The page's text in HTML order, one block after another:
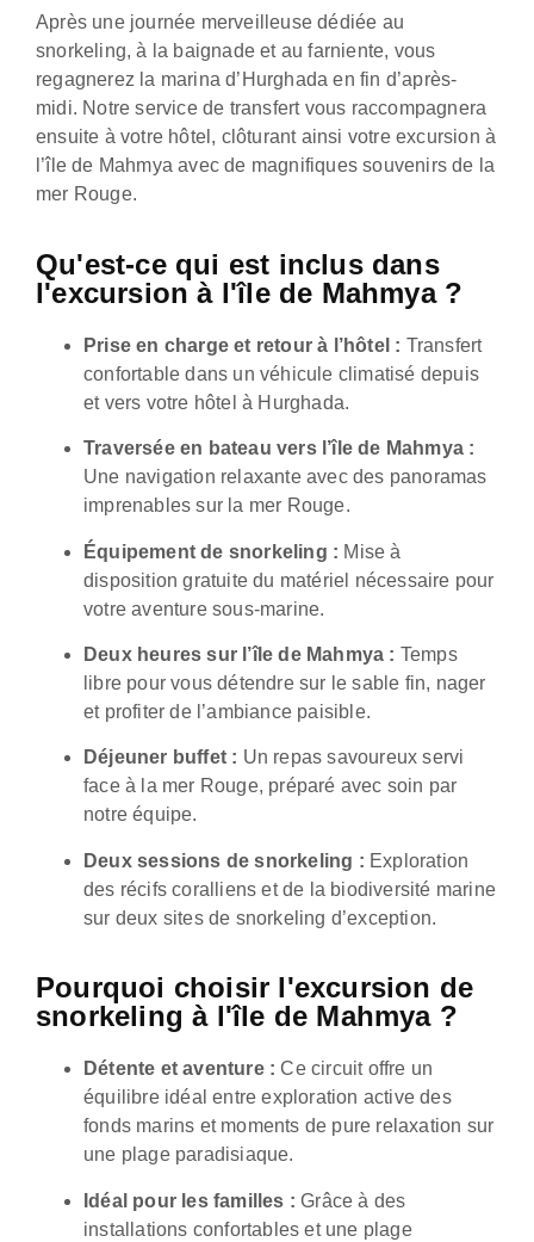
Après une journée merveilleuse dédiée au
snorkeling, à la baignade et au farniente, vous
regagnerez la marina d’Hurghada en fin d’après-
midi. Notre service de transfert vous raccompagnera
ensuite à votre hôtel, clôturant ainsi votre excursion à
l’île de Mahmya avec de magnifiques souvenirs de la
mer Rouge.
Qu'est-ce qui est inclus dans
l'excursion à l'île de Mahmya ?
Prise en charge et retour à l’hôtel : Transfert
confortable dans un véhicule climatisé depuis
et vers votre hôtel à Hurghada.
Traversée en bateau vers l’île de Mahmya :
Une navigation relaxante avec des panoramas
imprenables sur la mer Rouge.
Équipement de snorkeling : Mise à
disposition gratuite du matériel nécessaire pour
votre aventure sous-marine.
Deux heures sur l’île de Mahmya : Temps
libre pour vous détendre sur le sable fin, nager
et profiter de l’ambiance paisible.
Déjeuner buffet : Un repas savoureux servi
face à la mer Rouge, préparé avec soin par
notre équipe.
Deux sessions de snorkeling : Exploration
des récifs coralliens et de la biodiversité marine
sur deux sites de snorkeling d’exception.
Pourquoi choisir l'excursion de
snorkeling à l'île de Mahmya ?
Détente et aventure : Ce circuit offre un
équilibre idéal entre exploration active des
fonds marins et moments de pure relaxation sur
une plage paradisiaque.
Idéal pour les familles : Grâce à des
installations confortables et une plage